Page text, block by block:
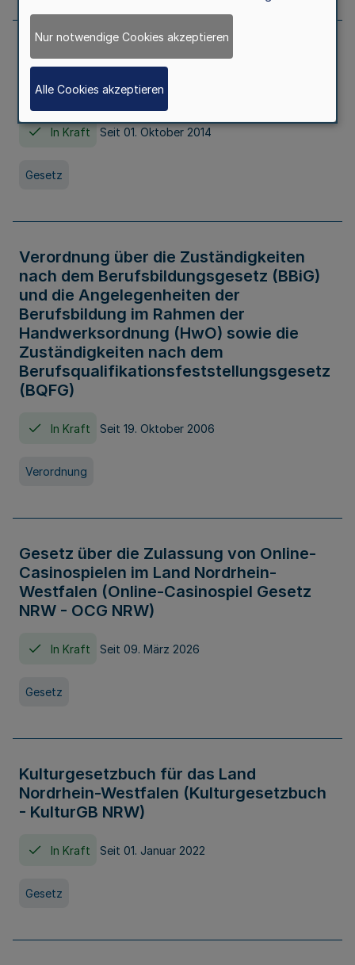
Gesetz über die Hochschulen des Landes
Nordrhein-Westfalen (Hochschulgesetz -
HG)
In Kraft Seit 01. Oktober 2014
Gesetz
Verordnung über die Zuständigkeiten
nach dem Berufsbildungsgesetz (BBiG)
und die Angelegenheiten der
Berufsbildung im Rahmen der
Handwerksordnung (HwO) sowie die
Zuständigkeiten nach dem
Berufsqualifikationsfeststellungsgesetz
(BQFG)
In Kraft Seit 19. Oktober 2006
Verordnung
Gesetz über die Zulassung von Online-
Casinospielen im Land Nordrhein-
Westfalen (Online-Casinospiel Gesetz
NRW - OCG NRW)
In Kraft Seit 09. März 2026
Gesetz
Kulturgesetzbuch für das Land
Nordrhein-Westfalen (Kulturgesetzbuch
- KulturGB NRW)
In Kraft Seit 01. Januar 2022
Gesetz
Nur notwendige Cookies akzeptieren
Alle Cookies akzeptieren